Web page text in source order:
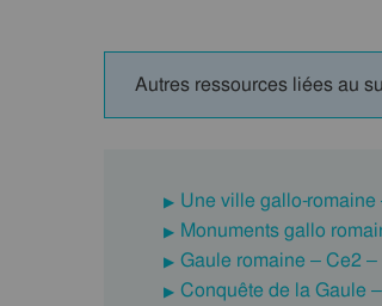
Autres ressources liées au
Une ville gallo-
Monuments gallo
Gaule romaine – Ce2
Conquête de la Gaule